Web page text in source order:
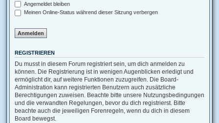
Angemeldet bleiben
Meinen Online-Status während dieser Sitzung verbergen
REGISTRIEREN
Du musst in diesem Forum registriert sein, um dich anmelden zu
können. Die Registrierung ist in wenigen Augenblicken erledigt und
ermöglicht dir, auf weitere Funktionen zuzugreifen. Die Board-
Administration kann registrierten Benutzern auch zusätzliche
Berechtigungen zuweisen. Beachte bitte unsere Nutzungsbedingungen
und die verwandten Regelungen, bevor du dich registrierst. Bitte
beachte auch die jeweiligen Forenregeln, wenn du dich in diesem
Board bewegst.